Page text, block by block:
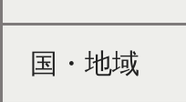
国・地域